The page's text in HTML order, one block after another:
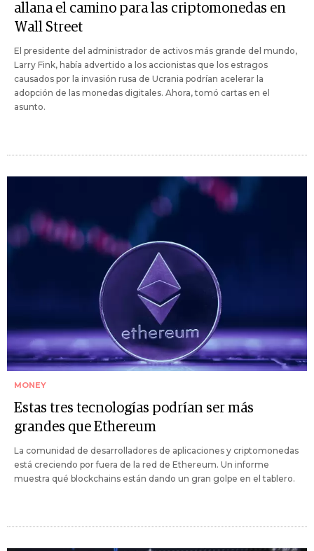
allana el camino para las criptomonedas en
Wall Street
El presidente del administrador de activos más grande del mundo,
Larry Fink, había advertido a los accionistas que los estragos
causados por la invasión rusa de Ucrania podrían acelerar la
adopción de las monedas digitales. Ahora, tomó cartas en el
asunto.
MONEY
Estas tres tecnologías podrían ser más
grandes que Ethereum
La comunidad de desarrolladores de aplicaciones y criptomonedas
está creciendo por fuera de la red de Ethereum. Un informe
muestra qué blockchains están dando un gran golpe en el tablero.